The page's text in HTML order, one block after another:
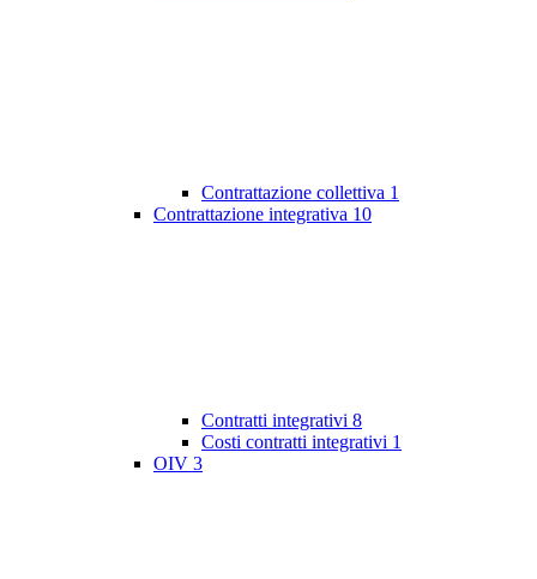
Contrattazione collettiva 1
Contrattazione integrativa 10
Contratti integrativi 8
Costi contratti integrativi 1
OIV 3